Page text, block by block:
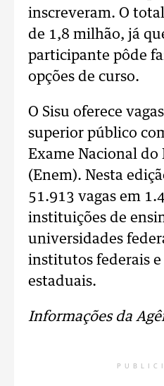
inscreveram. O
de 1,8 milhão, já
participante pôde
opções de curso.
O Sisu oferece
superior público
Exame Nacional do
(Enem). Nesta
51.913 vagas em
instituições de
universidades
institutos federais
estaduais.
Informações da